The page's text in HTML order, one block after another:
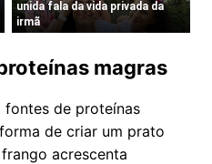
magras
fontes de proteínas
de criar um prato
acrescenta